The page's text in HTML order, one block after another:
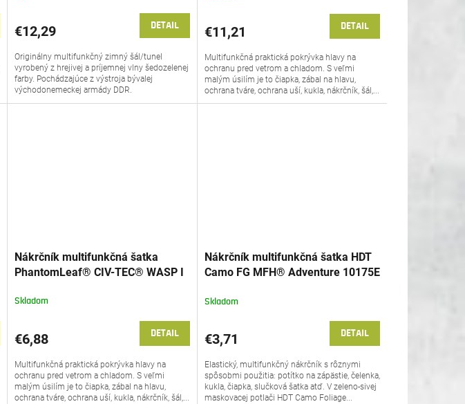
€12,29 DETAIL
Originálny multifunkčný zimný šál/tunel
vyrobený z hrejivej a príjemnej vlny šedozelenej
farby. Pochádzajúce z výstroja bývalej
východonemeckej armády DDR.
€11,21 DETAIL
Multifunkčná praktická pokrývka hlavy na
ochranu pred vetrom a chladom. S veľmi
malým úsilím je to čiapka, zábal na hlavu,
ochrana tváre, ochrana uší, kukla, nákrčník, šál,...
Nákrčník multifunkčná šatka
PhantomLeaf® CIV-TEC® WASP I
Skladom
€6,88 DETAIL
Multifunkčná praktická pokrývka hlavy na
ochranu pred vetrom a chladom. S veľmi
malým úsilím je to čiapka, zábal na hlavu,
ochrana tváre, ochrana uší, kukla, nákrčník, šál,...
Nákrčník multifunkčná šatka HDT
Camo FG MFH® Adventure 10175E
Skladom
€3,71 DETAIL
Elastický, multifunkčný nákrčník s rôznymi
spôsobmi použitia: potítko na zápästie, čelenka,
kukla, čiapka, slučková šatka atď. V zeleno-sivej
maskovacej potlači HDT Camo Foliage...